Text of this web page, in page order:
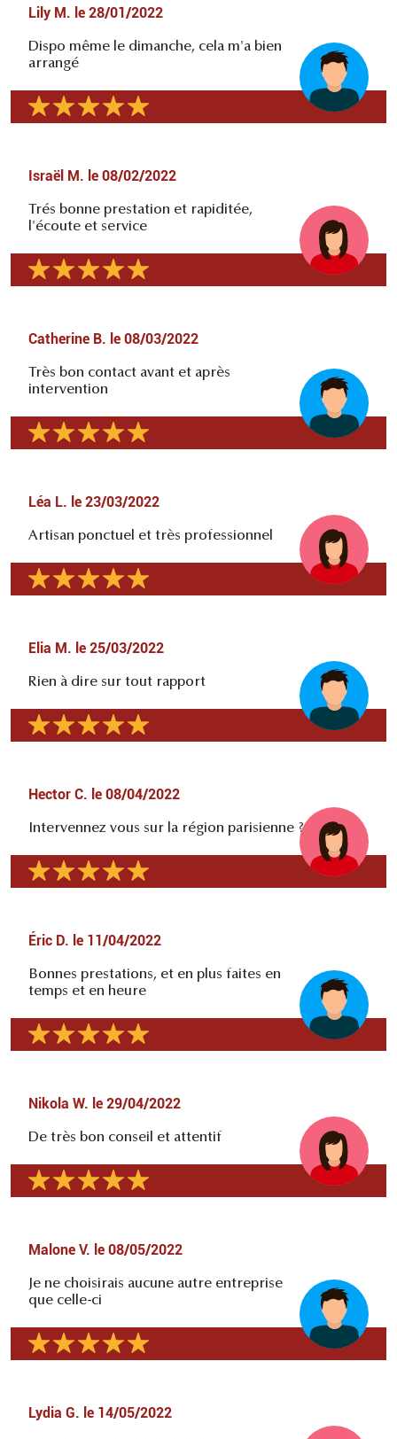
Lily M. le 28/01/2022
Dispo même le dimanche, cela m'a bien
arrangé
Israël M. le 08/02/2022
Trés bonne prestation et rapiditée,
l'écoute et service
Catherine B. le 08/03/2022
Très bon contact avant et après
intervention
Léa L. le 23/03/2022
Artisan ponctuel et très professionnel
Elia M. le 25/03/2022
Rien à dire sur tout rapport
Hector C. le 08/04/2022
Intervennez vous sur la région parisienne ?
Éric D. le 11/04/2022
Bonnes prestations, et en plus faites en
temps et en heure
Nikola W. le 29/04/2022
De très bon conseil et attentif
Malone V. le 08/05/2022
Je ne choisirais aucune autre entreprise
que celle-ci
Lydia G. le 14/05/2022